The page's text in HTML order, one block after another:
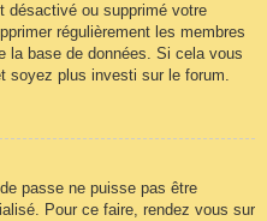
désactivé ou supprimé votre
régulièrement les membres
la base de données. Si cela vous
soyez plus investi sur le forum.
passe ne puisse pas être
Pour ce faire, rendez vous sur